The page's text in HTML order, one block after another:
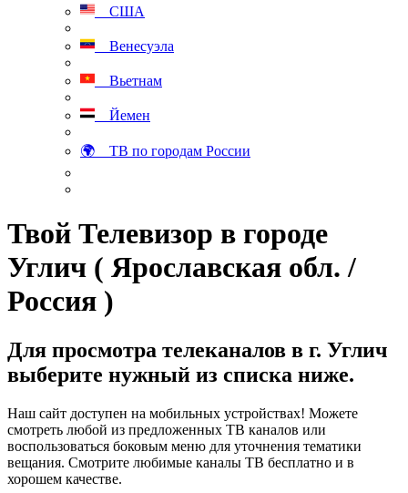
США
Венесуэла
Вьетнам
Йемен
🌍 ТВ по городам России
Твой Телевизор в городе
Углич ( Ярославская обл. /
Россия )
Для просмотра телеканалов в г. Углич
выберите нужный из списка ниже.
Наш сайт доступен на мобильных устройствах! Можете
смотреть любой из предложенных ТВ каналов или
воспользоваться боковым меню для уточнения тематики
вещания. Смотрите любимые каналы ТВ бесплатно и в
хорошем качестве.